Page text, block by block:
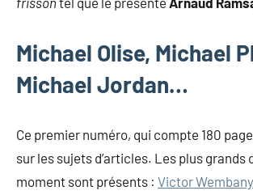
Michael Olise, Michael
Michael Jordan…
Ce premier numéro, qui compte 180
sur les sujets d’articles. Les plus grands
moment sont présents : Victor